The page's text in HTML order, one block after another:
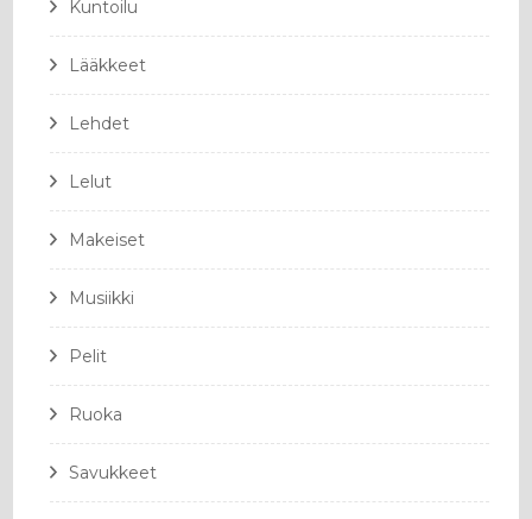
Kuntoilu
Lääkkeet
Lehdet
Lelut
Makeiset
Musiikki
Pelit
Ruoka
Savukkeet